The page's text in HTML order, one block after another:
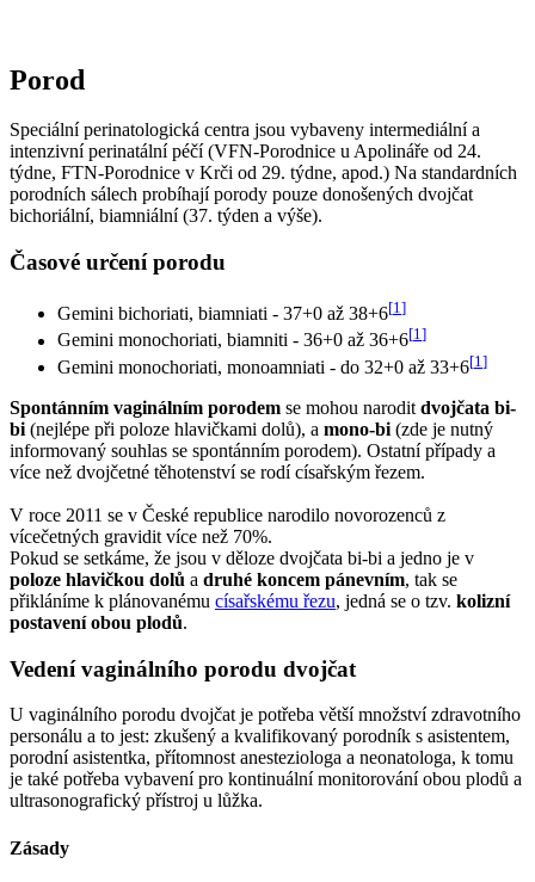
Porod
Speciální perinatologická centra jsou vybaveny intermediální a
intenzivní perinatální péčí (VFN-Porodnice u Apolináře od 24.
týdne, FTN-Porodnice v Krči od 29. týdne, apod.) Na standardních
porodních sálech probíhají porody pouze donošených dvojčat
bichoriální, biamniální (37. týden a výše).
Časové určení porodu
Gemini bichoriati, biamniati - 37+0 až 38+6[1 ]
Gemini monochoriati, biamniti - 36+0 až 36+6[1]
Gemini monochoriati, monoamniati - do 32+0 až 33+6[1 ]
Spontánním vaginálním porodem se mohou narodit dvojčata bi-
bi (nejlépe při poloze hlavičkami dolů), a mono-bi (zde je nutný
informovaný souhlas se spontánním porodem). Ostatní případy a
více než dvojčetné těhotenství se rodí císařským řezem.
V roce 2011 se v České republice narodilo novorozenců z
vícečetných gravidit více než 70%.
Pokud se setkáme, že jsou v děloze dvojčata bi-bi a jedno je v
poloze hlavičkou dolů a druhé koncem pánevním, tak se
přikláníme k plánovanému císařskému řezu, jedná se o tzv. kolizní
postavení obou plodů.
Vedení vaginálního porodu dvojčat
U vaginálního porodu dvojčat je potřeba větší množství zdravotního
personálu a to jest: zkušený a kvalifikovaný porodník s asistentem,
porodní asistentka, přítomnost anesteziologa a neonatologa, k tomu
je také potřeba vybavení pro kontinuální monitorování obou plodů a
ultrasonografický přístroj u lůžka.
Zásady